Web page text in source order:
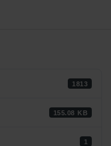
1813
155.08 KB
1